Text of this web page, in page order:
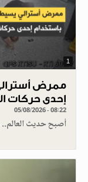
1
ممرض
إحدى حركات
05/08/2026 - 08:22
أصبح حديث